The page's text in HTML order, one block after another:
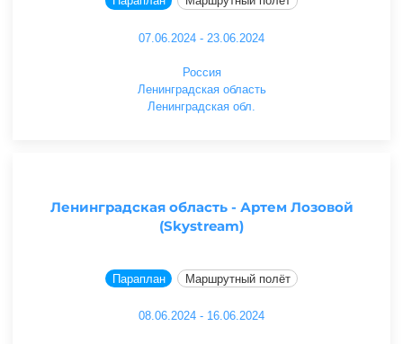
07.06.2024 - 23.06.2024
Россия
Ленинградская область
Ленинградская обл.
Ленинградская область - Артем Лозовой
(Skystream)
Параплан Маршрутный полёт
08.06.2024 - 16.06.2024